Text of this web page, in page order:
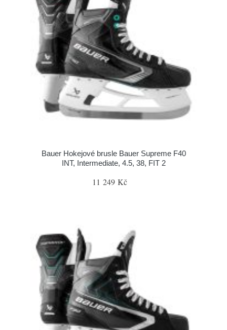
Bauer Hokejové brusle Bauer Supreme F40
INT, Intermediate, 4.5, 38, FIT 2
11 249 Kč